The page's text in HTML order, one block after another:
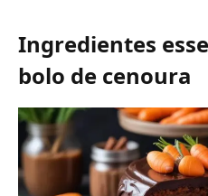
Ingredientes
bolo de cenoura